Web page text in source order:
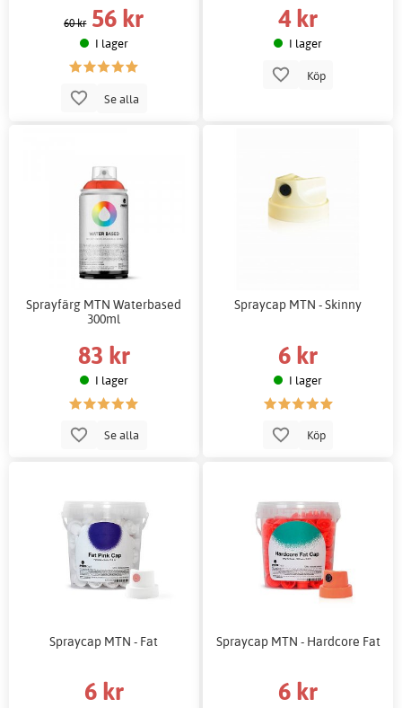
60 kr 56 kr
I lager
Se alla
4 kr
I lager
Köp
Sprayfärg MTN Waterbased
300ml
83 kr
I lager
Se alla
Spraycap MTN - Skinny
6 kr
I lager
Köp
Spraycap MTN - Fat
6 kr
Spraycap MTN - Hardcore Fat
6 kr